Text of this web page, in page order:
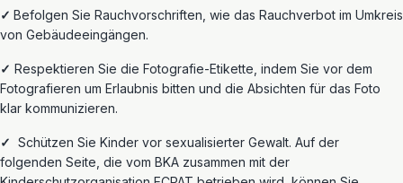
✓ Befolgen Sie Rauchvorschriften, wie das Rauchverbot im Umkreis
von Gebäudeeingängen.
✓ Respektieren Sie die Fotografie-Etikette, indem Sie vor dem
Fotografieren um Erlaubnis bitten und die Absichten für das Foto
klar kommunizieren.
✓ Schützen Sie Kinder vor sexualisierter Gewalt. Auf der
folgenden Seite, die vom BKA zusammen mit der